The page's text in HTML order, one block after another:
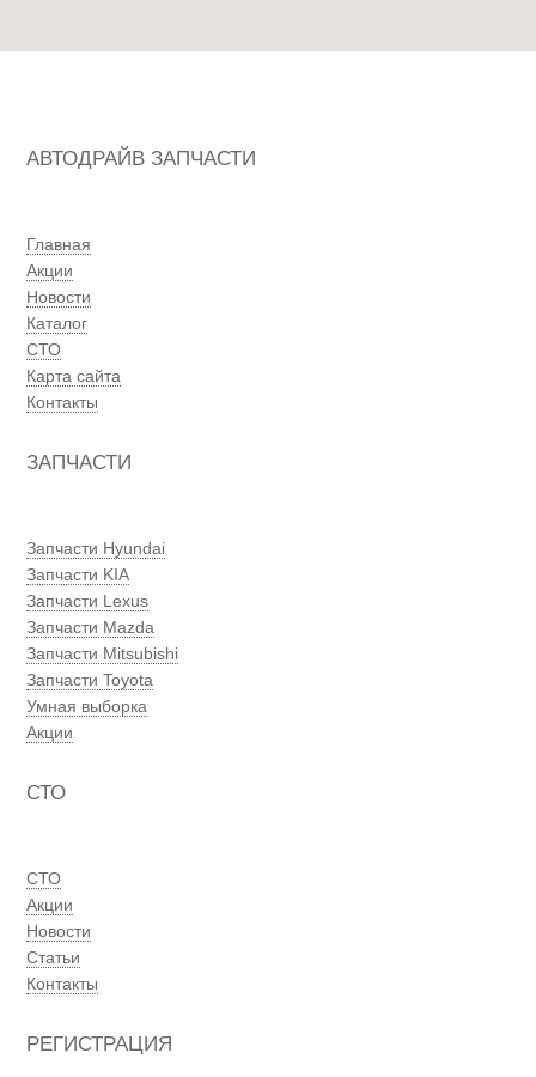
АВТОДРАЙВ ЗАПЧАСТИ
Главная
Акции
Новости
Каталог
СТО
Карта сайта
Контакты
ЗАПЧАСТИ
Запчасти Hyundai
Запчасти KIA
Запчасти Lexus
Запчасти Mazda
Запчасти Mitsubishi
Запчасти Toyota
Умная выборка
Акции
СТО
СТО
Акции
Новости
Статьи
Контакты
РЕГИСТРАЦИЯ